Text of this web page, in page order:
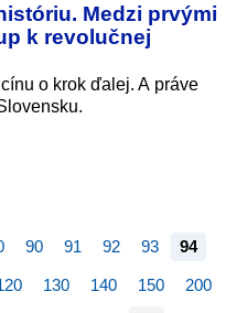
Medzi prvými
k revolučnej
o krok ďalej. A práve
90 91 92 93 94
130 140 150 200